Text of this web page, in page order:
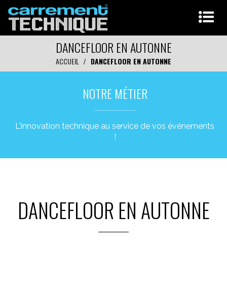
DANCEFLOOR EN AUTONNE
ACCUEIL DANCEFLOOR EN AUTONNE
NOTRE MÉTIER
L'innovation technique au service de vos événements
!
DANCEFLOOR EN AUTONNE